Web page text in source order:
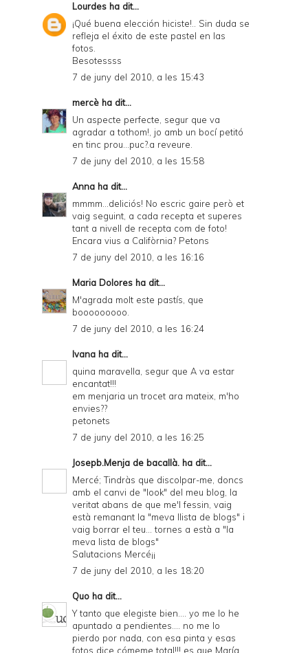
Lourdes ha dit...
¡Qué buena elección hiciste!.. Sin duda se
refleja el éxito de este pastel en las
fotos.
Besotessss
7 de juny del 2010, a les 15:43
mercè ha dit...
Un aspecte perfecte, segur que va
agradar a tothom!, jo amb un bocí petitó
en tinc prou...puc?.a reveure.
7 de juny del 2010, a les 15:58
Anna ha dit...
mmmm...deliciós! No escric gaire però et
vaig seguint, a cada recepta et superes
tant a nivell de recepta com de foto!
Encara vius a Califòrnia? Petons
7 de juny del 2010, a les 16:16
Maria Dolores ha dit...
M'agrada molt este pastís, que
booooooooo.
7 de juny del 2010, a les 16:24
Ivana ha dit...
quina maravella, segur que A va estar
encantat!!!
em menjaria un trocet ara mateix, m'ho
envies??
petonets
7 de juny del 2010, a les 16:25
Josepb.Menja de bacallà. ha dit...
Mercé; Tindràs que discolpar-me, doncs
amb el canvi de "look" del meu blog, la
veritat abans de que me'l fessin, vaig
està remanant la "meva llista de blogs" i
vaig borrar el teu... tornes a està a "la
meva lista de blogs"
Salutacions Mercé¡¡
7 de juny del 2010, a les 18:20
Quo ha dit...
Y tanto que elegiste bien.... yo me lo he
apuntado a pendientes.... no me lo
pierdo por nada, con esa pinta y esas
fotos dice cómeme total!!! es que María